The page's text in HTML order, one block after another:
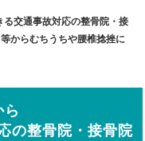
る交通事故対応の整骨院・接
からむちうちや腰椎捻挫に
の整骨院・接骨院